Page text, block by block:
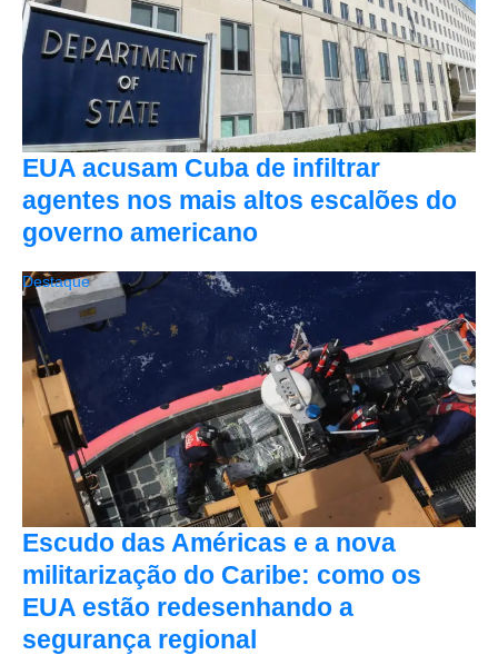
EUA acusam Cuba de infiltrar
agentes nos mais altos escalões do
governo americano
Escudo das Américas e a nova
militarização do Caribe: como os
EUA estão redesenhando a
segurança regional
Destaque